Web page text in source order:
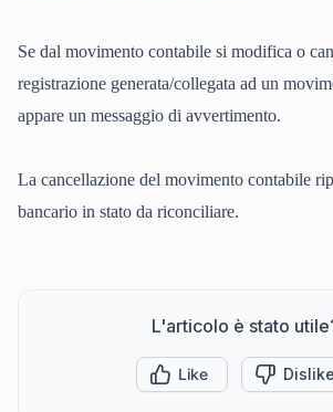
Se dal movimento contabile si modifica o
registrazione generata/collegata ad un
appare un messaggio di avvertimento.
La cancellazione del movimento contabile
bancario in stato da riconciliare.
L'articolo è stato
Like Dislike